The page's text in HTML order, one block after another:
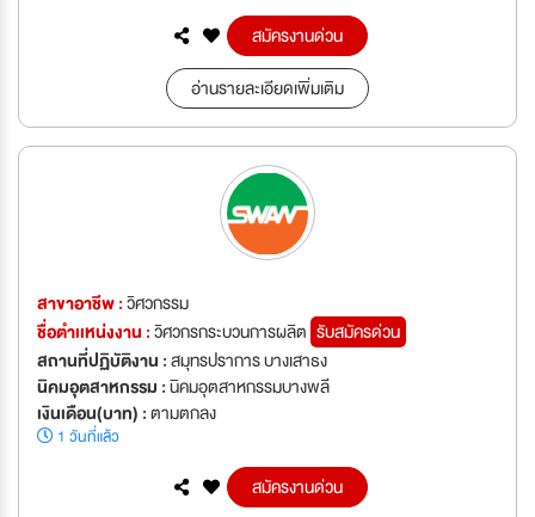
สมัครงานด่วน
อ่านรายละเอียดเพิ่มเติม
สาขาอาชีพ :วิศวกรรม
ชื่อตำเเหน่งงาน :วิศวกรกระบวนการผลิต รับสมัครด่วน
สถานที่ปฏิบัติงาน :สมุทรปราการ บางเสาธง
นิคมอุตสาหกรรม :นิคมอุตสาหกรรมบางพลี
เงินเดือน(บาท) :ตามตกลง
1 วันที่แล้ว
สมัครงานด่วน